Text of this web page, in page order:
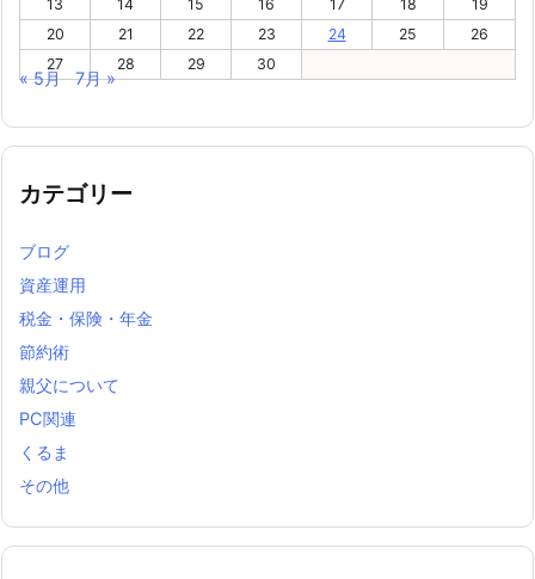
13
14 15 16 17 18
19
20
21 22 23 24 25
26
27
28 29 30
« 5月 7月 »
カテゴリー
ブログ
資産運用
税金・保険・年金
節約術
親父について
PC関連
くるま
その他